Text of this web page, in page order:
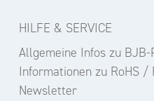
HILFE & SERVICE
Allgemeine Infos zu
Informationen zu RoHS /
Newsletter